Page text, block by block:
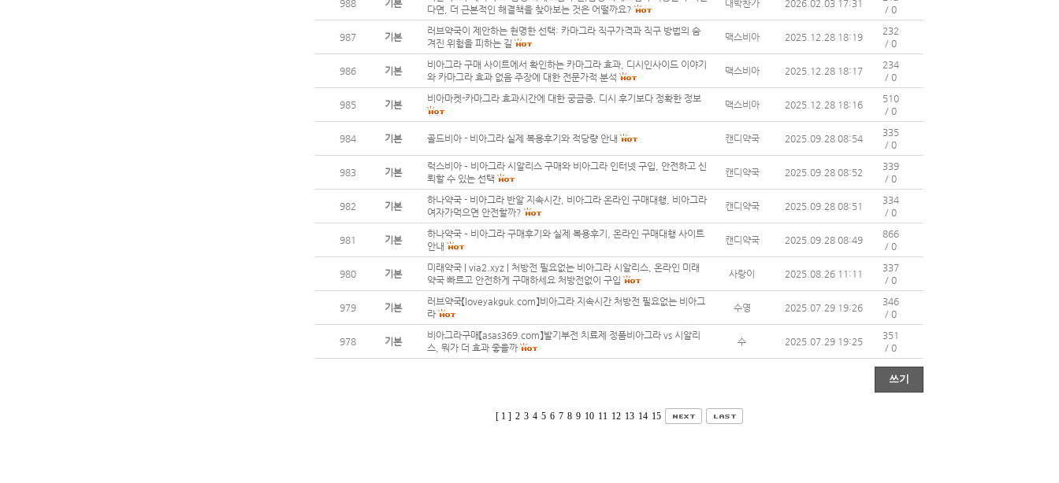
988 기본
다면, 더 근본적인 해결책을 찾아보는 것은 어떨까요?
대박찬가 2026.02.03 17:31
/ 0
987 기본
러브약국이 제안하는 현명한 선택: 카마그라 직구가격과 직구 방법의 숨
겨진 위험을 피하는 길
맥스비아 2025.12.28 18:19
232
/ 0
986 기본
비아그라 구매 사이트에서 확인하는 카마그라 효과, 디시인사이드 이야기
와 카마그라 효과 없음 주장에 대한 전문가적 분석
맥스비아 2025.12.28 18:17
234
/ 0
985 기본
비아마켓-카마그라 효과시간에 대한 궁금증, 디시 후기보다 정확한 정보
맥스비아 2025.12.28 18:16
510
/ 0
984 기본 골드비아 - 비아그라 실제 복용후기와 적당량 안내 캔디약국 2025.09.28 08:54
335
/ 0
983 기본
럭스비아 – 비아그라 시알리스 구매와 비아그라 인터넷 구입, 안전하고 신
뢰할 수 있는 선택
캔디약국 2025.09.28 08:52
339
/ 0
982 기본
하나약국 - 비아그라 반알 지속시간, 비아그라 온라인 구매대행, 비아그라
여자가먹으면 안전할까?
캔디약국 2025.09.28 08:51
334
/ 0
981 기본
하나약국 – 비아그라 구매후기와 실제 복용후기, 온라인 구매대행 사이트
안내
캔디약국 2025.09.28 08:49
866
/ 0
980 기본
미래약국 | via2.xyz | 처방전 필요없는 비아그라 시알리스, 온라인 미래
약국 빠르고 안전하게 구매하세요 처방전없이 구입
사랑이 2025.08.26 11:11
337
/ 0
979 기본
러브약국【loveyakguk.com】비아그라 지속시간 처방전 필요없는 비아그
라
수영 2025.07.29 19:26
346
/ 0
978 기본
비아그라구매【asas369.com】발기부전 치료제 정품비아그라 vs 시알리
스, 뭐가 더 효과 좋을까
수 2025.07.29 19:25
351
/ 0
쓰기
[ 1 ] 2 3 4 5 6 7 8 9 10 11 12 13 14 15